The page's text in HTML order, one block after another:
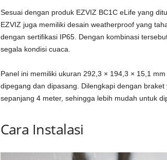
Sesuai dengan produk EZVIZ BC1C eLife yang
EZVIZ juga memiliki desain weatherproof yang
dengan sertifikasi IP65. Dengan kombinasi
segala kondisi cuaca.
Panel ini memiliki ukuran 292,3 × 194,3 × 15,1
dipegang dan dipasang. Dilengkapi dengan
sepanjang 4 meter, sehingga lebih mudah untuk
Cara Instalasi